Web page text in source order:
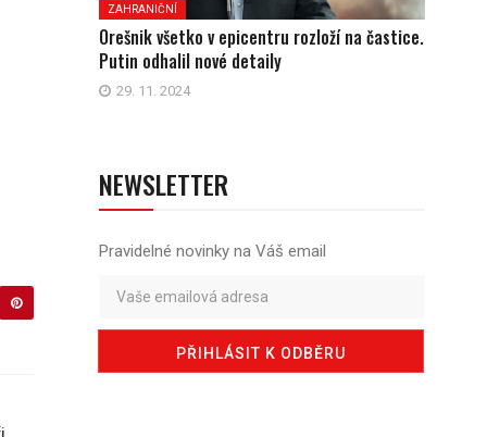
ZAHRANIČNÍ
Orešnik všetko v epicentru rozloží na častice.
Putin odhalil nové detaily
29. 11. 2024
NEWSLETTER
Pravidelné novinky na Váš email